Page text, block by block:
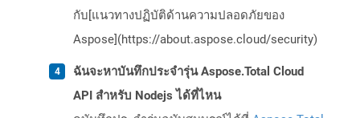
กับ[แนวทางปฏิบัติด้านความปลอดภัยของ
Aspose](https://about.aspose.cloud/security)
ฉันจะหาบันทึกประจำรุ่น Aspose.Total Cloud
API สำหรับ Nodejs ได้ที่ไหน